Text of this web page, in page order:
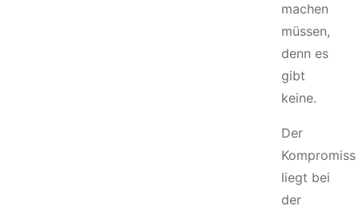
machen
müssen,
denn es
gibt
keine.
Der
Kompromiss
liegt bei
der